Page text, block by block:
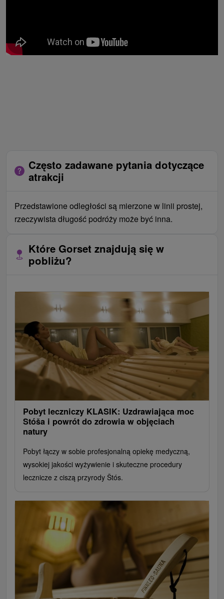
Często zadawane pytania dotyczące
atrakcji
Przedstawione odległości są mierzone w linii prostej,
rzeczywista długość podróży może być inna.
Które Gorset znajdują się w
pobliżu?
Pobyt leczniczy KLASIK: Uzdrawiająca moc
Stóša i powrót do zdrowia w objęciach
natury
Pobyt łączy w sobie profesjonalną opiekę medyczną,
wysokiej jakości wyżywienie i skuteczne procedury
lecznicze z ciszą przyrody Štós.